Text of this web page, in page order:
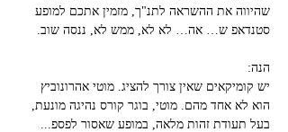
שהיווה את ההשראה לתנ"ך, מזמין אתכם למופע
סטנדאפ ש… אה… לא לא, ממש לא, ננסה שוב.
הנה:
יש קומיקאים שאין צורך להציג. מוטי אהרונוביץ
הוא לא אחד מהם. מוטי, בוגר קורס נהיגה מונעת,
בעל תעודת זהות מלאה, במופע שאסור לפספ...